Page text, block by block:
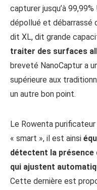
capturer jusqu’à
dépollué et débarrassé
dit XL, dit grande
traiter des surfaces
breveté NanoCaptur a
supérieure aux
un autre bon point.
Le Rowenta
« smart », il est ainsi
détectent la
qui ajustent
Cette dernière est